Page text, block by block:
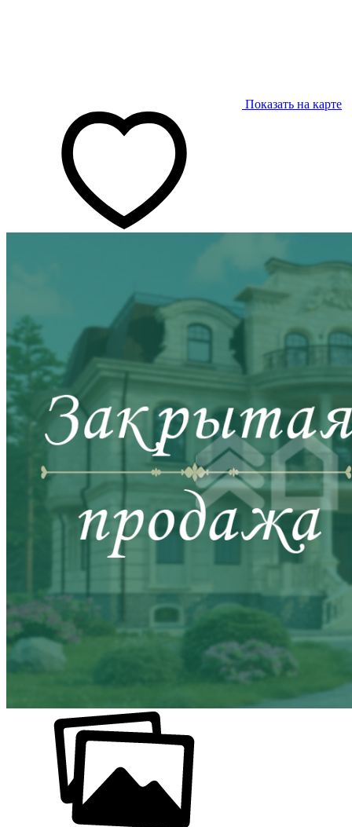
Показать на карте